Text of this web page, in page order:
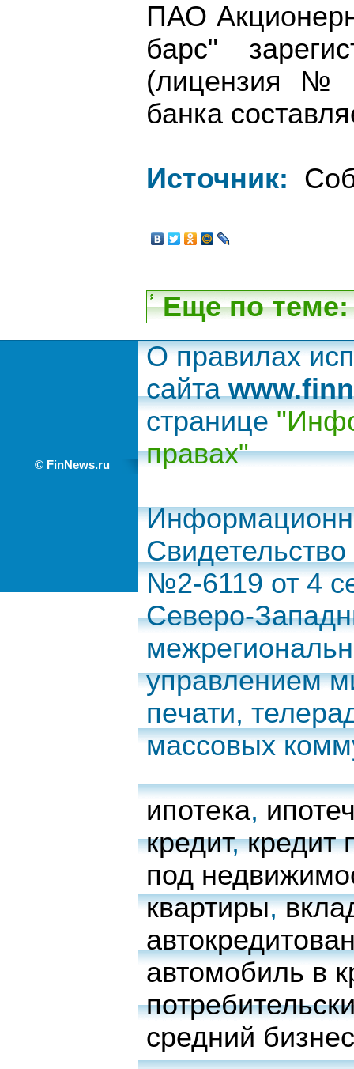
ПАО
барс"
(лицензия №
банка
Источник:
Еще по теме:
© FinNews.ru
О правилах
сайта
странице
правах"
№2-6119 от 4
Северо-
управлением
печати,
массовых
ипотека,
кредит,кредит
под
квартиры,
автомобиль в
средний бизнес